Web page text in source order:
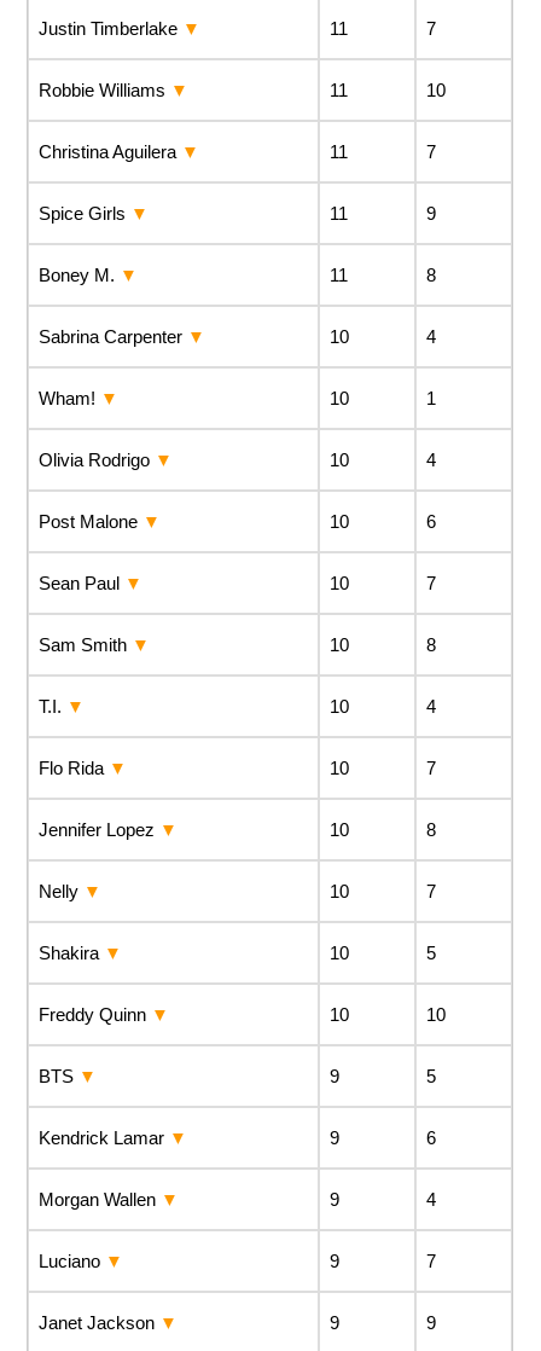
Justin Timberlake 11 7
Robbie Williams 11 10
Christina Aguilera 11 7
Spice Girls 11 9
Boney M. 11 8
Sabrina Carpenter 10 4
Wham! 10 1
Olivia Rodrigo 10 4
Post Malone 10 6
Sean Paul 10 7
Sam Smith 10 8
T.I. 10 4
Flo Rida 10 7
Jennifer Lopez 10 8
Nelly 10 7
Shakira 10 5
Freddy Quinn 10 10
BTS 9 5
Kendrick Lamar 9 6
Morgan Wallen 9 4
Luciano 9 7
Janet Jackson 9 9